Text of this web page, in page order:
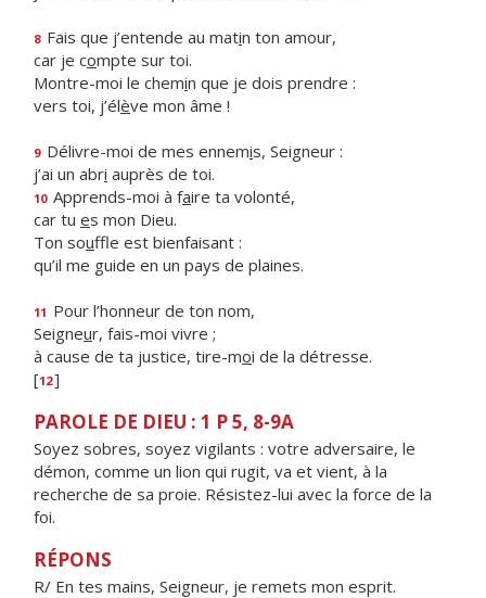
8 Fais que j’entende au matin ton amour,
car je compte sur toi.
Montre-moi le chemin que je dois prendre :
vers toi, j’élève mon âme !
9 Délivre-moi de mes ennemis, Seigneur :
j’ai un abri auprès de toi.
10 Apprends-moi à faire ta volonté,
car tu es mon Dieu.
Ton souffle est bienfaisant :
qu’il me guide en un pays de plaines.
11 Pour l’honneur de ton nom,
Seigneur, fais-moi vivre ;
à cause de ta justice, tire-moi de la détresse.
[12]
PAROLE DE DIEU : 1 P 5, 8-9A
Soyez sobres, soyez vigilants : votre adversaire, le
démon, comme un lion qui rugit, va et vient, à la
recherche de sa proie. Résistez-lui avec la force de la
foi.
RÉPONS
R/ En tes mains, Seigneur, je remets mon esprit.